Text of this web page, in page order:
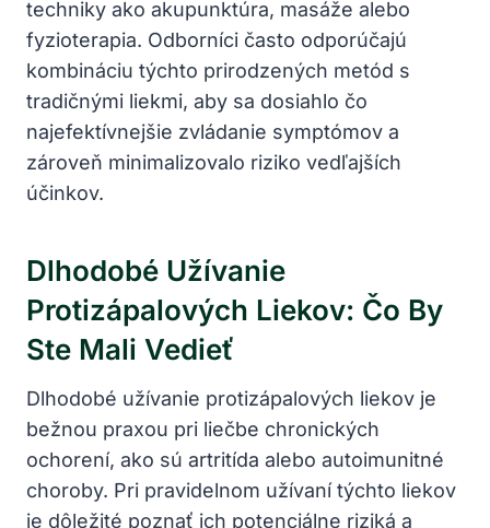
techniky ako akupunktúra, masáže alebo
fyzioterapia. Odborníci často odporúčajú
kombináciu týchto prirodzených metód s
tradičnými liekmi, aby sa dosiahlo čo
najefektívnejšie zvládanie symptómov a
zároveň minimalizovalo riziko vedľajších
účinkov.
Dlhodobé Užívanie
Protizápalových Liekov: Čo By
Ste Mali Vedieť
Dlhodobé užívanie protizápalových liekov je
bežnou praxou pri liečbe chronických
ochorení, ako sú artritída alebo autoimunitné
choroby. Pri pravidelnom užívaní týchto liekov
je dôležité poznať ich potenciálne riziká a